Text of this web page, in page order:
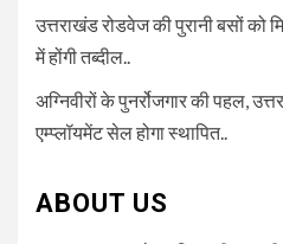
उत्तराखंड रोडवेज की पुरानी बसों को
में होंगी तब्दील..
अग्निवीरों के पुनर्रोजगार की पहल,
एम्प्लॉयमेंट सेल होगा स्थापित..
ABOUT US